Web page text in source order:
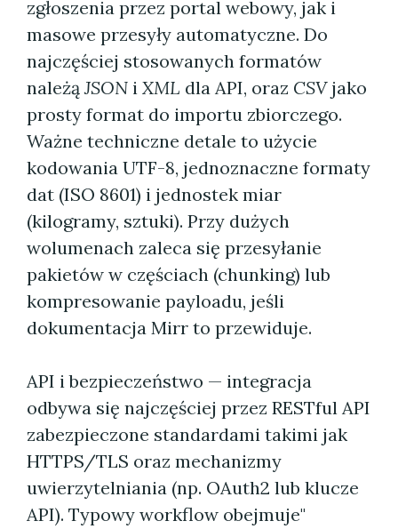
zgłoszenia przez portal webowy, jak i
masowe przesyły automatyczne. Do
najczęściej stosowanych formatów
należąJSON i XML dla API, oraz CSVjako
prosty format do importu zbiorczego.
Ważne techniczne detale to użycie
kodowania UTF-8, jednoznaczne formaty
dat (ISO 8601) i jednostek miar
(kilogramy, sztuki). Przy dużych
wolumenach zaleca się przesyłanie
pakietów w częściach (chunking) lub
kompresowanie payloadu, jeśli
dokumentacja Mirr to przewiduje.
API i bezpieczeństwo — integracja
odbywa się najczęściej przez RESTful API
zabezpieczone standardami takimi jak
HTTPS/TLS oraz mechanizmy
uwierzytelniania (np. OAuth2 lub klucze
API). Typowy workflow obejmuje"